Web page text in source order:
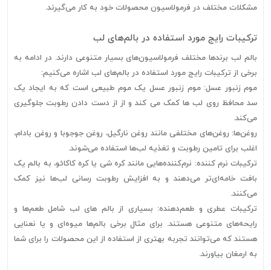
مشکلات مختلف در فرمولاسیون محصولات خود به کار می‌گیرند.
ترکیبات رایج مورد استفاده در بالم‌های لب
بالم لب برندها مختلف فرمولاسیون‌های بسیار متنوعی دارند. در ادامه به
برخی از ترکیبات رایج مورد استفاده در بالم‌های لب اشاره می‌کنیم:
موم زنبور عسل: موم زنبور عسل یک موم طبیعی است که به ایجاد یک
سد محافظ روی لب ها کمک می کند و از از دست دادن رطوبت جلوگیری
می‌کند.
روغن‌ها: روغن‌های مختلفی مانند روغن نارگیل، روغن جوجوبا و روغن بادام،
اغلب برای تامین رطوبت و تغذیه لب‌ها استفاده می‌شوند.
ترکیبات نرم کننده: نرم‌کننده‌هایی مانند کره شی یا کره کاکائو، به بالم یک
بافت خامه‌ای‌تر می‌دهند و به افزایش رطوبت رسانی لب‌ها نیز کمک
می‌کنند.
ترکیبات عطری و طعم‌دهنده: بسیاری از بالم های لب شامل طعم‌ها و
رایحه‌های متنوعی هستند. برای مثال برخی بالم‌ها میوه‌ای و یا نعنایی
هستند که می‌توانند تجربه بهتری از استفاده از این محصولات را برای شما
به ارمغان بیاورند.